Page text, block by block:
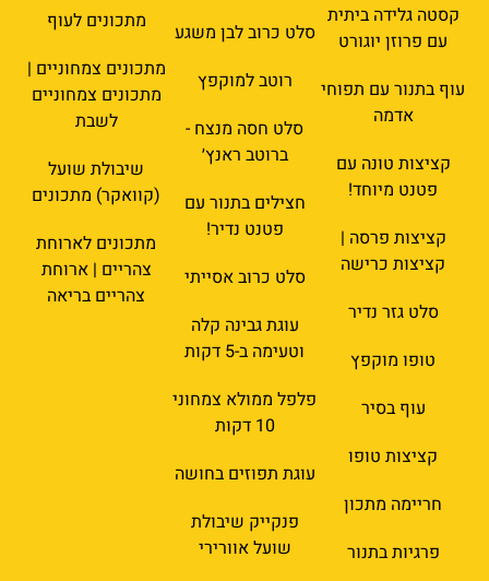
קסטה גלידה ביתית
עם פרוזן יוגורט
עוף בתנור עם תפוחי
אדמה
קציצות טונה עם
פטנט מיוחד!
קציצות פרסה |
קציצות כרישה
סלט גזר נדיר
טופו מוקפץ
עוף בסיר
קציצות טופו
חריימה מתכון
פרגיות בתנור
סלט כרוב לבן משגע
רוטב למוקפץ
סלט חסה מנצח -
ברוטב ראנץ׳
חצילים בתנור עם
פטנט נדיר!
סלט כרוב אסייתי
עוגת גבינה קלה
וטעימה ב-5 דקות
פלפל ממולא צמחוני
10 דקות
עוגת תפוזים בחושה
פנקייק שיבולת
שועל אוורירי
מתכונים לעוף
מתכונים צמחוניים |
מתכונים צמחוניים
לשבת
שיבולת שועל
(קוואקר) מתכונים
מתכונים לארוחת
צהריים | ארוחת
צהריים בריאה